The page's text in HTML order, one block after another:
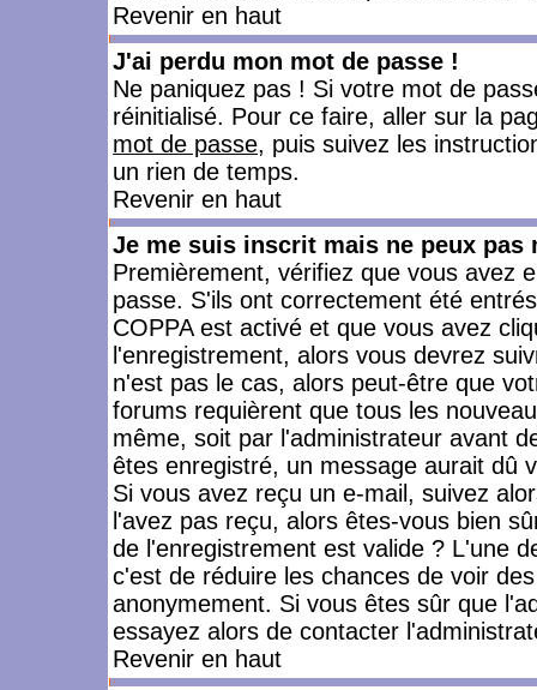
Revenir en haut
J'ai perdu mon mot de passe !
Ne paniquez pas ! Si votre mot de
réinitialisé. Pour ce faire, aller sur la
mot de passe, puis suivez les
un rien de temps.
Revenir en haut
Je me suis inscrit mais ne peux pas
Premièrement, vérifiez que vous avez
passe. S'ils ont correctement été
COPPA est activé et que vous avez
l'enregistrement, alors vous devrez
n'est pas le cas, alors peut-être que
forums requièrent que tous les
même, soit par l'administrateur avant
êtes enregistré, un message aurait dû
Si vous avez reçu un e-mail, suivez
l'avez pas reçu, alors êtes-vous bien
de l'enregistrement est valide ? L'une
c'est de réduire les chances de voir
anonymement. Si vous êtes sûr que
essayez alors de contacter
Revenir en haut